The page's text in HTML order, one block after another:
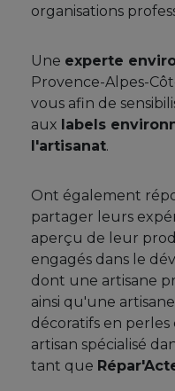
organisations
Une experte
Provence-Alpes-
vous afin de
aux labels
l'artisanat.
Ont également
partager leurs
aperçu de leur
engagés dans le
dont une artisane
ainsi qu'une
décoratifs en
artisan spécialisé
tant que